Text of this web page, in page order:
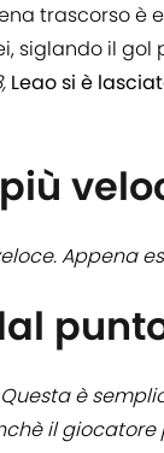
trascorso è
siglando il gol
Leao si è
Appena
è
il